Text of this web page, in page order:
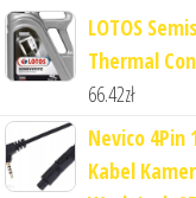
LOTOS
Thermal
66.42zł
Nevico 4Pin
Kabel